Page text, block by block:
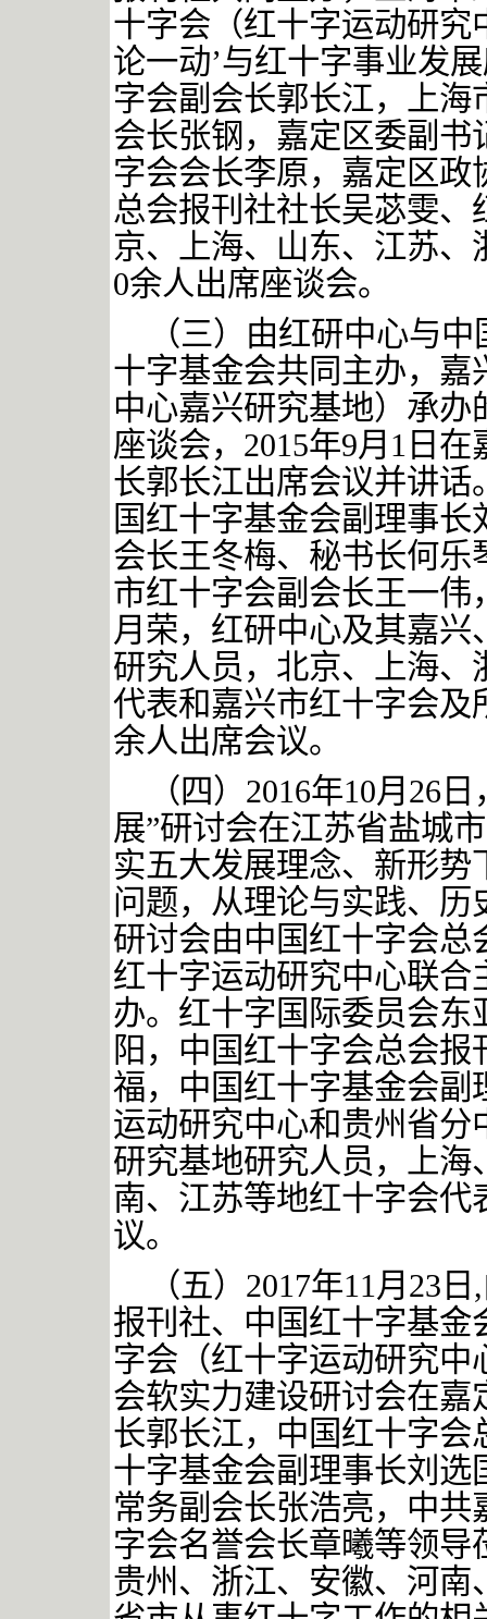
十字会（红十字运动研究
论一动’与红十字事业发
字会副会长郭长江，上
会长张钢，嘉定区委副
字会会长李原，嘉定区
总会报刊社社长吴苾雯
京、上海、山东、江苏
0余人出席座谈会。
（三）由红研中心与
十字基金会共同主办，
中心嘉兴研究基地）承办
座谈会，2015年9月1日
长郭长江出席会议并讲
国红十字基金会副理事
会长王冬梅、秘书长何
市红十字会副会长王一
月荣，红研中心及其嘉
研究人员，北京、上海
代表和嘉兴市红十字会及
余人出席会议。
（四） 2016年10月26
展”研讨会在江苏省盐城
实五大发展理念、新形
问题，从理论与实践、
研讨会由中国红十字会
红十字运动研究中心联
办。红十字国际委员会
阳，中国红十字会总会
福，中国红十字基金会
运动研究中心和贵州省
研究基地研究人员，上
南、江苏等地红十字会代
议。
（五） 2017年11月23
报刊社、中国红十字基
字会（红十字运动研究
会软实力建设研讨会在
长郭长江，中国红十字
十字基金会副理事长刘
常务副会长张浩亮，中
字会名誉会长章曦等领
贵州、浙江、安徽、河